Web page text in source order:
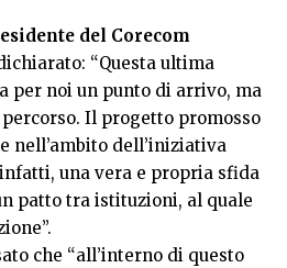
del Corecom
“Questa ultima
per noi un punto di arrivo, ma
Il progetto promosso
nell’ambito dell’iniziativa
una vera e propria sfida
patto tra istituzioni, al quale
che “all’interno di questo